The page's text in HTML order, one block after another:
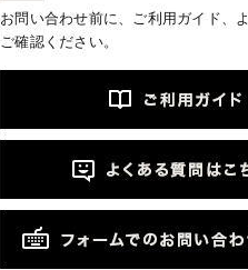
お問い合わせ前に、ご利用ガイド、
ご確認ください。